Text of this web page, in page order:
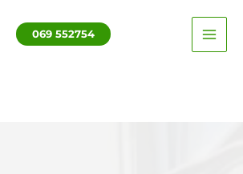
069 552754